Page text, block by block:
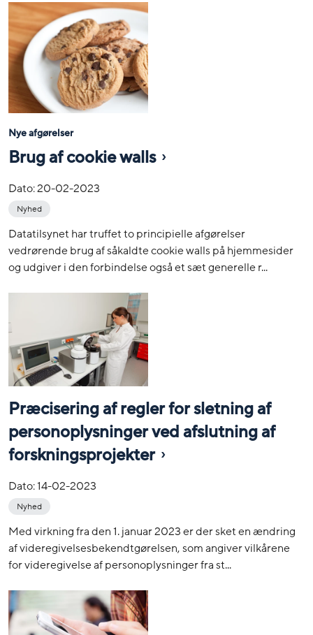
Nye afgørelser
Brug af cookie walls
Dato:20-02-2023
Nyhed
Datatilsynet har truffet to principielle afgørelser
vedrørende brug af såkaldte cookie walls på hjemmesider
og udgiver i den forbindelse også et sæt generelle r...
Præcisering af regler for sletning af
personoplysninger ved afslutning af
forskningsprojekter
Dato:14-02-2023
Nyhed
Med virkning fra den 1. januar 2023 er der sket en ændring
af videregivelsesbekendtgørelsen, som angiver vilkårene
for videregivelse af personoplysninger fra st...